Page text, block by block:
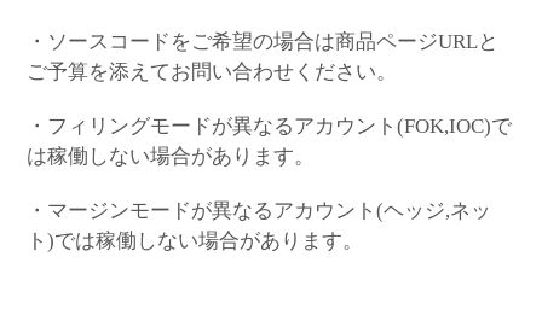
・ソースコードをご希望の場合は商品ページURLと
ご予算を添えてお問い合わせください。
・フィリングモードが異なるアカウント(FOK,IOC)で
は稼働しない場合があります。
・マージンモードが異なるアカウント(ヘッジ,ネッ
ト)では稼働しない場合があります。